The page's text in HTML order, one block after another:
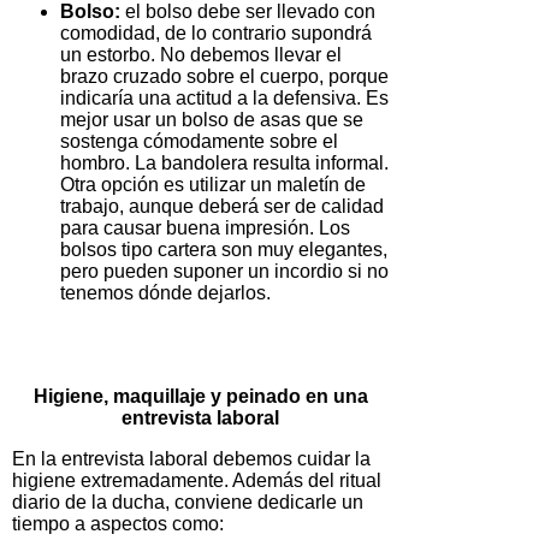
Bolso: el bolso debe ser llevado con
comodidad, de lo contrario supondrá
un estorbo. No debemos llevar el
brazo cruzado sobre el cuerpo, porque
indicaría una actitud a la defensiva. Es
mejor usar un bolso de asas que se
sostenga cómodamente sobre el
hombro. La bandolera resulta informal.
Otra opción es utilizar un maletín de
trabajo, aunque deberá ser de calidad
para causar buena impresión. Los
bolsos tipo cartera son muy elegantes,
pero pueden suponer un incordio si no
tenemos dónde dejarlos.
Higiene, maquillaje y peinado en una
entrevista laboral
En la entrevista laboral debemos cuidar la
higiene extremadamente. Además del ritual
diario de la ducha, conviene dedicarle un
tiempo a aspectos como: